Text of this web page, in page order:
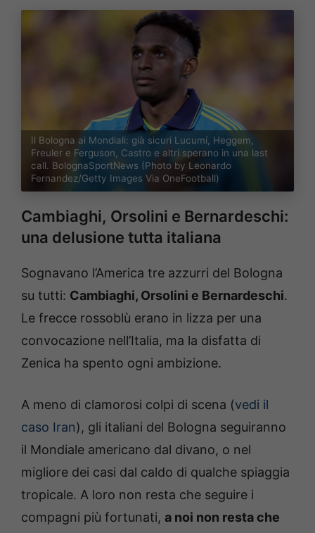
Il Bologna ai Mondiali: già sicuri Lucumí, Heggem,
Freuler e Ferguson, Castro e altri sperano in una last
call. BolognaSportNews (Photo by Leonardo
Fernandez/Getty Images Via OneFootball)
Cambiaghi, Orsolini e Bernardeschi:
una delusione tutta italiana
Sognavano l’America tre azzurri del Bologna
su tutti: Cambiaghi, Orsolini e Bernardeschi.
Le frecce rossoblù erano in lizza per una
convocazione nell’Italia, ma la disfatta di
Zenica ha spento ogni ambizione.
A meno di clamorosi colpi di scena (vedi il
caso Iran), gli italiani del Bologna seguiranno
il Mondiale americano dal divano, o nel
migliore dei casi dal caldo di qualche spiaggia
tropicale. A loro non resta che seguire i
compagni più fortunati, a noi non resta che